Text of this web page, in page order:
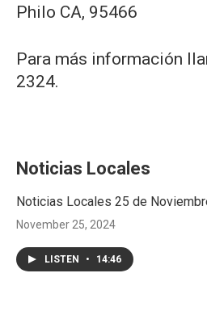
Philo CA, 95466
Para más información
2324.
Noticias Locales
Noticias Locales 25 de
November 25, 2024
LISTEN • 14:46